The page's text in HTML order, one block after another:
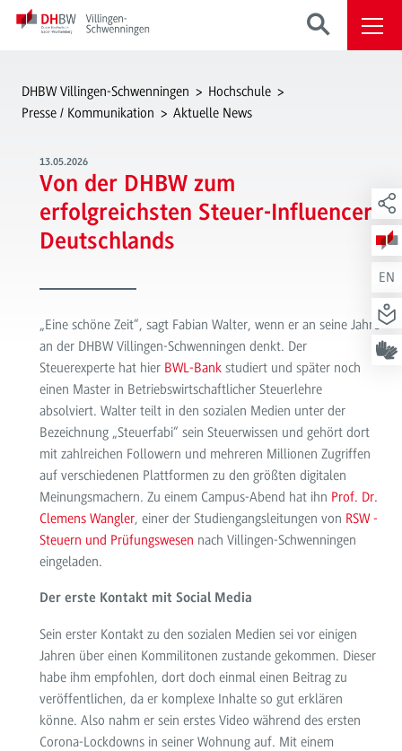
EN
DHBW Villingen-Schwenningen
Hochschule
Presse / Kommunikation
Aktuelle News
13.05.2026
Von der DHBW zum
erfolgreichsten Steuer-Influencer
Deutschlands
„Eine schöne Zeit“, sagt Fabian Walter, wenn er an seine Jahre
an der DHBW Villingen-Schwenningen denkt. Der
Steuerexperte hat hier BWL-Bankstudiert und später noch
einen Master in Betriebswirtschaftlicher Steuerlehre
absolviert. Walter teilt in den sozialen Medien unter der
Bezeichnung „Steuerfabi“ sein Steuerwissen und gehört dort
mit zahlreichen Followern und mehreren Millionen Zugriffen
auf verschiedenen Plattformen zu den größten digitalen
Meinungsmachern. Zu einem Campus-Abend hat ihn Prof. Dr.
Clemens Wangler, einer der Studiengangsleitungen von RSW -
Steuern und Prüfungswesen nach Villingen-Schwenningen
eingeladen.
Der erste Kontakt mit Social Media
Sein erster Kontakt zu den sozialen Medien sei vor einigen
Jahren über einen Kommilitonen zustande gekommen. Dieser
habe ihm empfohlen, dort doch einmal einen Beitrag zu
veröffentlichen, da er komplexe Inhalte so gut erklären
könne. Also nahm er sein erstes Video während des ersten
Corona-Lockdowns in seiner Wohnung auf. Mit einem